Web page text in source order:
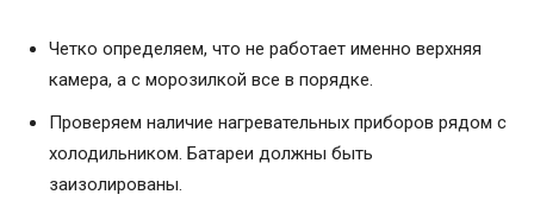
Четко определяем, что не работает именно верхняя
камера, а с морозилкой все в порядке.
Проверяем наличие нагревательных приборов рядом с
холодильником. Батареи должны быть
заизолированы.